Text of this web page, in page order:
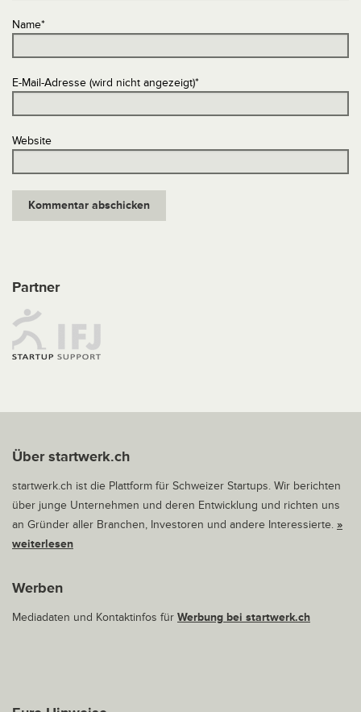
Name*
E-Mail-Adresse (wird nicht angezeigt)*
Website
Partner
Über startwerk.ch
startwerk.ch ist die Plattform für Schweizer Startups. Wir berichten
über junge Unternehmen und deren Entwicklung und richten uns
an Gründer aller Branchen, Investoren und andere Interessierte. »
weiterlesen
Werben
Mediadaten und Kontaktinfos für Werbung bei startwerk.ch